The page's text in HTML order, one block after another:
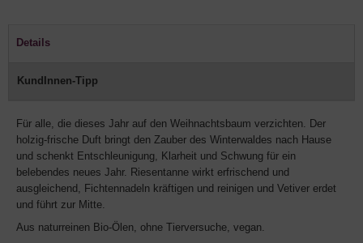
Details
KundInnen-Tipp
Für alle, die dieses Jahr auf den Weihnachtsbaum verzichten. Der
holzig-frische Duft bringt den Zauber des Winterwaldes nach Hause
und schenkt Entschleunigung, Klarheit und Schwung für ein
belebendes neues Jahr. Riesentanne wirkt erfrischend und
ausgleichend, Fichtennadeln kräftigen und reinigen und Vetiver erdet
und führt zur Mitte.
Aus naturreinen Bio-Ölen, ohne Tierversuche, vegan.